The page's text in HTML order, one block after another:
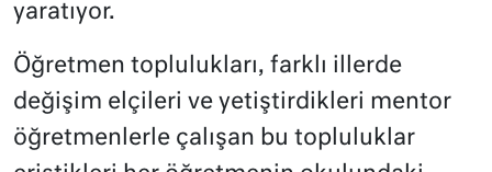
yaratıyor.
Öğretmen toplulukları, farklı illerde
değişim elçileri ve yetiştirdikleri mentor
öğretmenlerle çalışan bu topluluklar